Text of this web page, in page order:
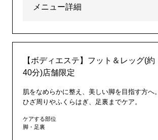
メニュー詳細
【ボディエステ】フット＆レッグ(約
40分)店舗限定
肌をなめらかに整え、美しい脚を目指す方へ。
ひざ周りやふくらはぎ、足裏までケア。
ケアする部位
脚・足裏